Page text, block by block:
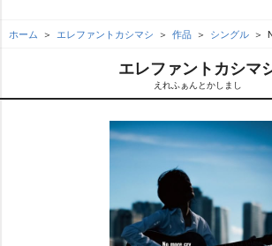
ホーム エレファントカシマシ 作品 シングル
エレファントカシマ
えれふぁんとかしまし